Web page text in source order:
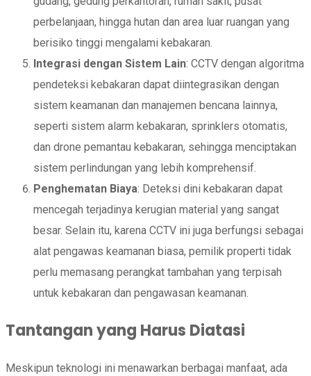
perbelanjaan, hingga hutan dan area luar ruangan yang
berisiko tinggi mengalami kebakaran.
Integrasi dengan Sistem Lain: CCTV dengan algoritma
pendeteksi kebakaran dapat diintegrasikan dengan
sistem keamanan dan manajemen bencana lainnya,
seperti sistem alarm kebakaran, sprinklers otomatis,
dan drone pemantau kebakaran, sehingga menciptakan
sistem perlindungan yang lebih komprehensif.
Penghematan Biaya: Deteksi dini kebakaran dapat
mencegah terjadinya kerugian material yang sangat
besar. Selain itu, karena CCTV ini juga berfungsi sebagai
alat pengawas keamanan biasa, pemilik properti tidak
perlu memasang perangkat tambahan yang terpisah
untuk kebakaran dan pengawasan keamanan.
Tantangan yang Harus Diatasi
Meskipun teknologi ini menawarkan berbagai manfaat, ada